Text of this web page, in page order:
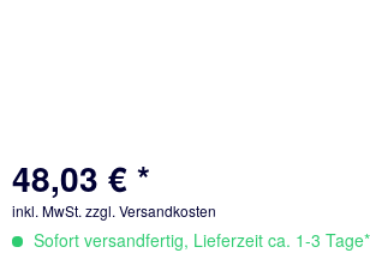
48,03 € *
inkl. MwSt. zzgl. Versandkosten
Sofort versandfertig, Lieferzeit ca. 1-3